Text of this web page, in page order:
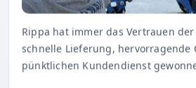
Rippa hat immer das Vertrauen
schnelle Lieferung, hervorragende
pünktlichen Kundendienst